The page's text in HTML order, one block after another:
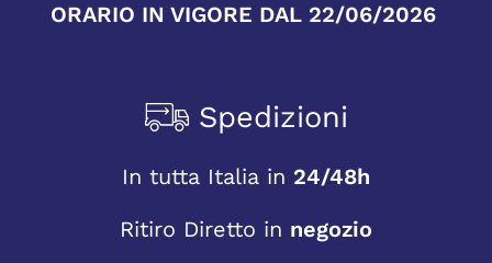
ORARIO IN VIGORE DAL 22/06/2026
Spedizioni
In tutta Italia in 24/48h
Ritiro Diretto in negozio